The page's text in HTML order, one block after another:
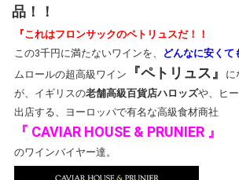
品！！
『これはフロンサックのペトリュスだ！！
この3千円に満たないワインを、
どんなに安くて
ムロールの超高級ワイン
『ペトリュス』
に
が、イギリスの老舗高級百貨店ハロッズや、ヒ
出店する、ヨーロッパで有名な高級食材商社
『 CAVIAR HOUSE & PRUNIER 』
のワインバイヤー達。